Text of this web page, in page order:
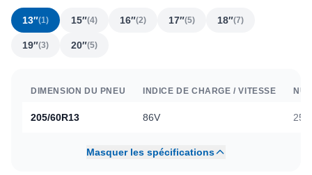
13″(1) 15″(4) 16″(2) 17″(5) 18″(7)
19″(3) 20″(5)
DIMENSION DU PNEU INDICE DE CHARGE / VITESSE
205/60R13 86V
Masquer les spécifications